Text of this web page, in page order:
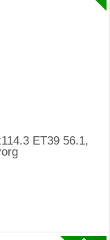
ET39 56.1,